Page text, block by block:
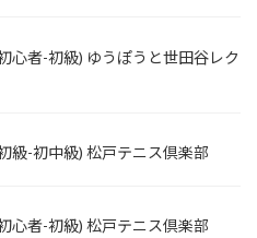
心者-初級) ゆうぽうと世田谷レク
級-初中級) 松戸テニス倶楽部
心者-初級) 松戸テニス倶楽部